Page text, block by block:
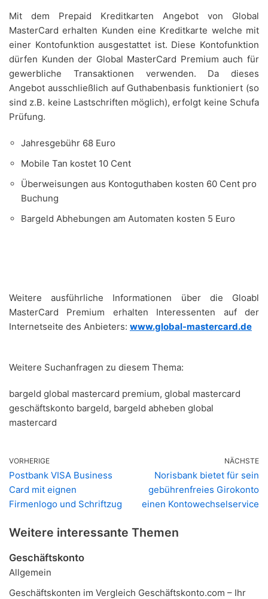
Mit dem Prepaid Kreditkarten Angebot von Global
MasterCard erhalten Kunden eine Kreditkarte welche mit
einer Kontofunktion ausgestattet ist. Diese Kontofunktion
dürfen Kunden der Global MasterCard Premium auch für
gewerbliche Transaktionen verwenden. Da dieses
Angebot ausschließlich auf Guthabenbasis funktioniert (so
sind z.B. keine Lastschriften möglich), erfolgt keine Schufa
Prüfung.
Jahresgebühr 68 Euro
Mobile Tan kostet 10 Cent
Überweisungen aus Kontoguthaben kosten 60 Cent pro
Buchung
Bargeld Abhebungen am Automaten kosten 5 Euro
Weitere ausführliche Informationen über die Gloabl
MasterCard Premium erhalten Interessenten auf der
Internetseite des Anbieters: www.global-mastercard.de
Weitere Suchanfragen zu diesem Thema:
bargeld global mastercard premium, global mastercard
geschäftskonto bargeld, bargeld abheben global
mastercard
VORHERIGE
Postbank VISA Business
Card mit eignen
Firmenlogo und Schriftzug
NÄCHSTE
Norisbank bietet für sein
gebührenfreies Girokonto
einen Kontowechselservice
Weitere interessante Themen
Geschäftskonto
Allgemein
Geschäftskonten im Vergleich Geschäftskonto.com – Ihr